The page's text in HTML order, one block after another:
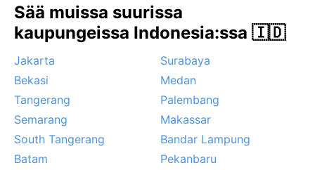
trooppista lämpöä ja satunnaisia virkistäviä
sadekuuroja – osa paikallista arkea.
Sää muissa suurissa
kaupungeissa Indonesia:ssa 🇮🇩
Jakarta
Surabaya
Bekasi
Medan
Tangerang
Palembang
Semarang
Makassar
South Tangerang
Bandar Lampung
Batam
Pekanbaru